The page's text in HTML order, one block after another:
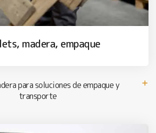
madera, empaque
para soluciones de empaque y
transporte